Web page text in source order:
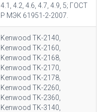
4.1, 4.2, 4.6, 4.7, 4.9, 5; ГОСТ
Р МЭК 61951-2-2007.
Kenwood TK-2140,
Kenwood TK-2160,
Kenwood TK-2168,
Kenwood TK-2170,
Kenwood TK-2178,
Kenwood TK-2260,
Kenwood TK-2360,
Kenwood TK-3140,